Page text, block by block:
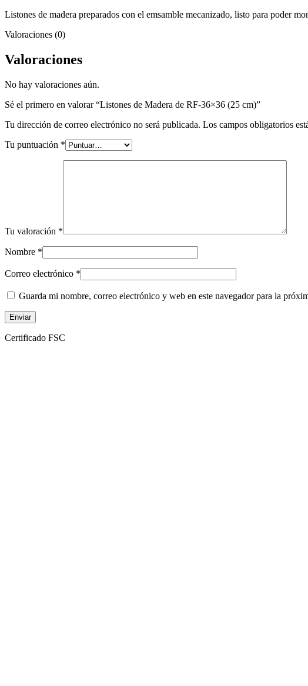
Listones de madera preparados con el emsamble mecanizado, listo para poder
Valoraciones (0)
Valoraciones
No hay valoraciones aún.
Sé el primero en valorar “Listones de Madera de RF-36×36 (25 cm)”
Tu dirección de correo electrónico no será publicada. Los campos obligatorios
Tu puntuación *
Tu valoración *
Nombre *
Correo electrónico *
Guarda mi nombre, correo electrónico y web en este navegador para la
Certificado FSC